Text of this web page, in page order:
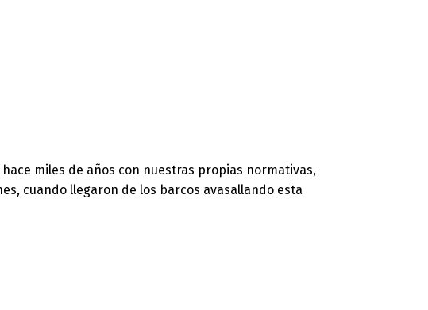
miles de años con nuestras propias normativas,
cuando llegaron de los barcos avasallando esta